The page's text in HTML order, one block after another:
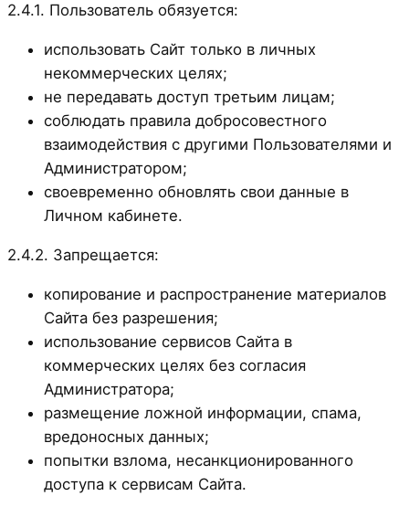
2.4.1. Пользователь обязуется:
использовать Сайт только в личных
некоммерческих целях;
не передавать доступ третьим лицам;
соблюдать правила добросовестного
взаимодействия с другими Пользователями и
Администратором;
своевременно обновлять свои данные в
Личном кабинете.
2.4.2. Запрещается:
копирование и распространение материалов
Сайта без разрешения;
использование сервисов Сайта в
коммерческих целях без согласия
Администратора;
размещение ложной информации, спама,
вредоносных данных;
попытки взлома, несанкционированного
доступа к сервисам Сайта.